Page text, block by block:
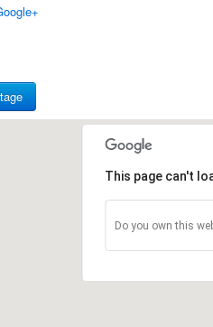
This page can't
Do you own this